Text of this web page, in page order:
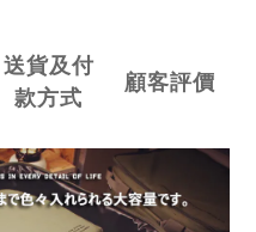
送貨及付
款方式
顧客評價